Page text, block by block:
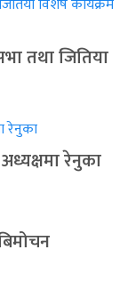
तथा जितिया
रेनुका